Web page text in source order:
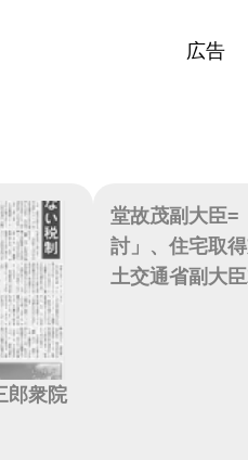
広告
郎衆院
堂故茂副大臣=
討」、住宅取
土交通省副大